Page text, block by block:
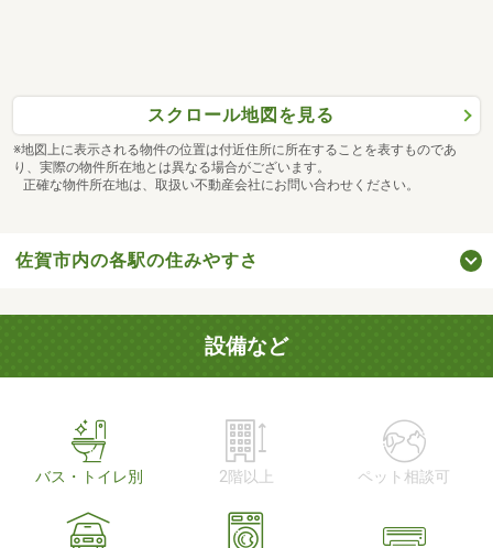
スクロール地図を見る
※地図上に表示される物件の位置は付近住所に所在することを表すものであ
り、実際の物件所在地とは異なる場合がございます。
正確な物件所在地は、取扱い不動産会社にお問い合わせください。
佐賀市内の各駅の住みやすさ
設備など
バス・トイレ別 2階以上 ペット相談可